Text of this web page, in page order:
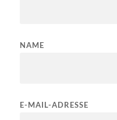
NAME
E-MAIL-ADRESSE